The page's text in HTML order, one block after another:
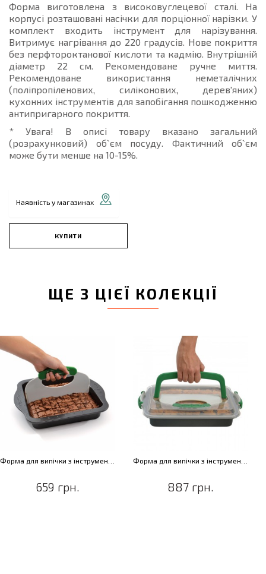
Форма виготовлена з високовуглецевої сталі. На
корпусі розташовані насічки для порціонної нарізки. У
комплект входить інструмент для нарізування.
Витримує нагрівання до 220 градусів. Нове покриття
без перфтороктанової кислоти та кадмію. Внутрішній
діаметр 22 см. Рекомендоване ручне миття.
Рекомендоване використання неметалічних
(поліпропіленових, силіконових, дерев'яних)
кухонних інструментів для запобігання пошкодженню
антипригарного покриття.
* Увага! В описі товару вказано загальний
(розрахунковий) об`єм посуду. Фактичний об`єм
може бути менше на 10-15%.
Наявність у магазинах
КУПИТИ
ЩЕ З ЦІЄЇ КОЛЕКЦІЇ
659 грн. 887 грн.